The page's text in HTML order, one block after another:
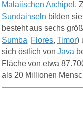
Malaiischen Archipel .
Sundainseln bilden
besteht aus sechs
Sumba, Flores,Timor)
sich östlich vonJava
Fläche von etwa
als 20 Millionen